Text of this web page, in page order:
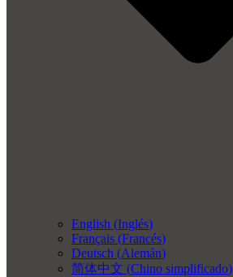
English (Inglés)
Français (Francés)
Deutsch (Alemán)
简体中文 (Chino simplificado)